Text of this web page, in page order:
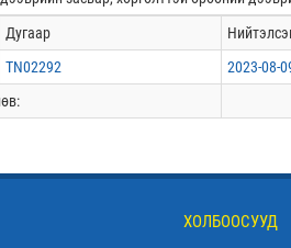
Дугаар
TN02292 2023-08-
ХОЛБООСУУД